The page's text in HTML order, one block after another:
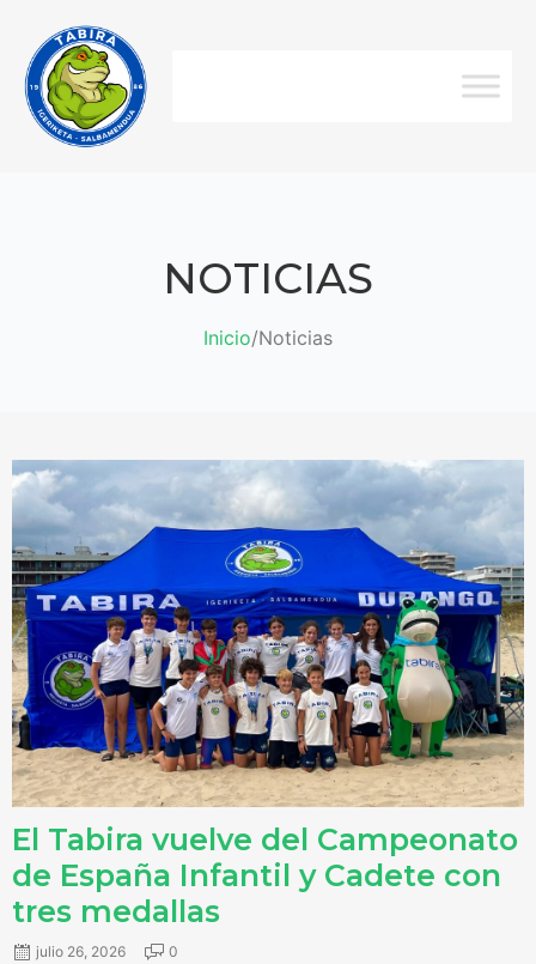
NOTICIAS
Inicio/Noticias
El Tabira vuelve del Campeonato
de España Infantil y Cadete con
tres medallas
julio 26, 2026 0